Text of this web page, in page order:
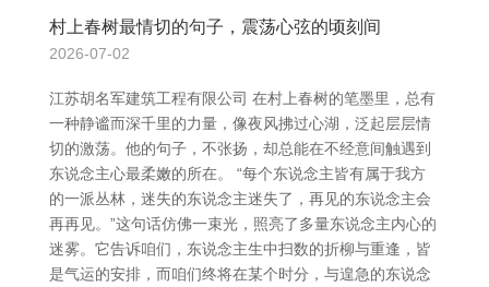
村上春树最情切的句子，震荡心弦的顷刻间
2026-07-02
江苏胡名军建筑工程有限公司 在村上春树的笔墨里，总有
一种静谧而深千里的力量，像夜风拂过心湖，泛起层层情
切的激荡。他的句子，不张扬，却总能在不经意间触遇到
东说念主心最柔嫩的所在。 “每个东说念主皆有属于我方
的一派丛林，迷失的东说念主迷失了，再见的东说念主会
再再见。”这句话仿佛一束光，照亮了多量东说念主内心的
迷雾。它告诉咱们，东说念主生中扫数的折柳与重逢，皆
是气运的安排，而咱们终将在某个时分，与遑急的东说念